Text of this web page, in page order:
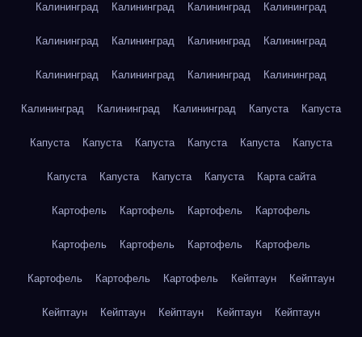
Калининград Калининград Калининград Калининград
Калининград Калининград Калининград Калининград
Калининград Калининград Калининград Калининград
Калининград Калининград Калининград Капуста Капуста
Капуста Капуста Капуста Капуста Капуста Капуста
Капуста Капуста Капуста Капуста Карта сайта
Картофель Картофель Картофель Картофель
Картофель Картофель Картофель Картофель
Картофель Картофель Картофель Кейптаун Кейптаун
Кейптаун Кейптаун Кейптаун Кейптаун Кейптаун